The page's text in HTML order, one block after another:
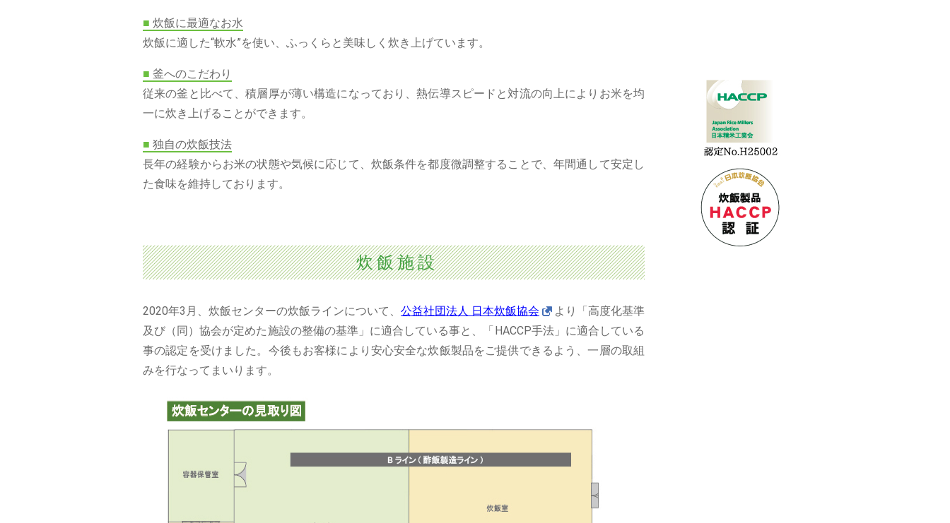
■ 炊飯に最適なお水
炊飯に適した“軟水”を使い、ふっくらと美味しく炊き上げています。
■ 釜へのこだわり
従来の釜と比べて、積層厚が薄い構造になっており、熱伝導スピードと対流の向上によりお米を均
一に炊き上げることができます。
■ 独自の炊飯技法
長年の経験からお米の状態や気候に応じて、炊飯条件を都度微調整することで、年間通して安定し
た食味を維持しております。
炊飯施設
2020年3月、炊飯センターの炊飯ラインについて、 公益社団法人 日本炊飯協会
より「高度化基準
及び（同）協会が定めた施設の整備の基準」に適合している事と、「HACCP手法」に適合している
事の認定を受けました。今後もお客様により安心安全な炊飯製品をご提供できるよう、一層の取組
みを行なってまいります。